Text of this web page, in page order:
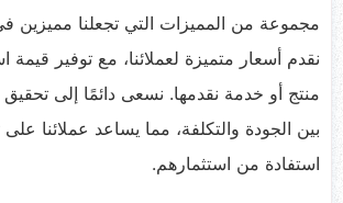
مجموعة من المميزات التي تجعلنا مميزين
نقدم أسعار متميزة لعملائنا، مع توفير قيمة
منتج أو خدمة نقدمها. نسعى دائمًا إلى تحقيق
بين الجودة والتكلفة، مما يساعد عملائنا
استفادة من استثمارهم.